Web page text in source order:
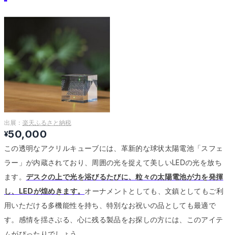
出展： 楽天ふるさと納税
¥50,000
この透明なアクリルキューブには、革新的な球状太陽電池「スフェ
ラー」が内蔵されており、周囲の光を捉えて美しいLEDの光を放ち
ます。デスクの上で光を浴びるたびに、粒々の太陽電池が力を発揮
し、LEDが煌めきます。 オーナメントとしても、文鎮としてもご利
用いただける多機能性を持ち、特別なお祝いの品としても最適で
す。 感情を揺さぶる、心に残る製品をお探しの方には、このアイテ